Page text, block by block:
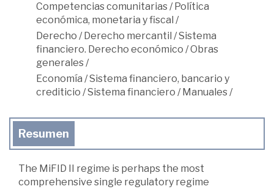
Competencias comunitarias/Política
económica, monetaria y fiscal /
Derecho /Derecho mercantil /Sistema
financiero. Derecho económico /Obras
generales/
Economía /Sistema financiero, bancario y
crediticio /Sistema financiero /Manuales/
Resumen
The MiFID II regime is perhaps the most
comprehensive single regulatory regime